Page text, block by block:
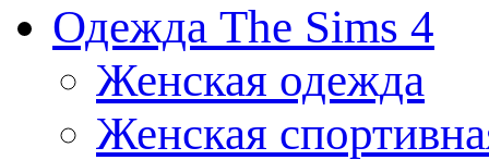
Одежда The Sims 4
Женская одежда
Женская